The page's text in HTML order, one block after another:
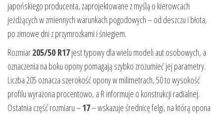
japońskiego producenta, zaprojektowane z myślą o kierowcach
jeżdżących w zmiennych warunkach pogodowych – od deszczu i błota,
po zimowe dni z przymrozkami i śniegiem.
Rozmiar205/50 R17jest typowy dla wielu modeli aut osobowych, a
oznaczenia na boku opony pomagają szybko zrozumieć jej parametry.
Liczba 205 oznacza szerokość opony w milimetrach, 50 to wysokość
profilu wyrażona procentowo, a R informuje o konstrukcji radialnej.
Ostatnia część rozmiaru –17– wskazuje średnicę felgi, na którą opona